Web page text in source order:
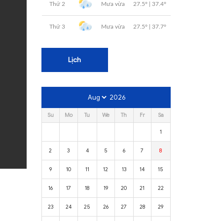
Lịch
2026
Su Mo Tu We Th Fr Sa
1
2 3 4 5 6 7 8
9 10 11 12 13 14 15
16 17 18 19 20 21 22
23 24 25 26 27 28 29